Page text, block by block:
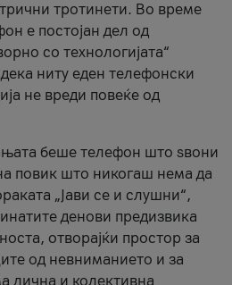
тротинети. Во време
е постојан дел од
со технологијата“
ниту еден телефонски
не вреди повеќе од
беше телефон што ѕвони
повик што никогаш нема да
„Јави се и слушни“,
денови предизвика
отворајќи простор за
од невниманието и за
лична и колективна